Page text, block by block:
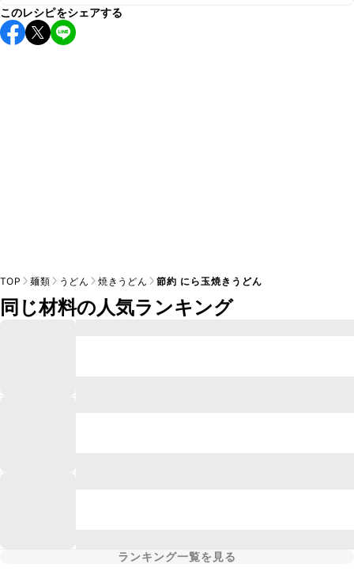
こちらのレシピは出来たてをお召し上がりいただくことをお
すすめします。
このレシピをシェアする
TOP 麺類 うどん 焼きうどん 節約 にら玉焼きうどん
同じ材料の人気ランキング
ランキング一覧を見る